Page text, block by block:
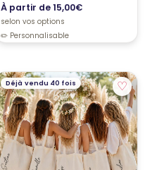
À partir de15,00€
selon vos options
Déjà vendu 40 fois ♡